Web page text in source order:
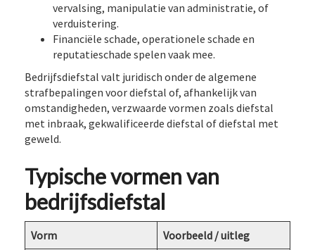
vervalsing, manipulatie van administratie, of
verduistering.
Financiële schade, operationele schade en
reputatieschade spelen vaak mee.
Bedrijfsdiefstal valt juridisch onder de algemene
strafbepalingen voor diefstal of, afhankelijk van
omstandigheden, verzwaarde vormen zoals diefstal
met inbraak, gekwalificeerde diefstal of diefstal met
geweld.
Typische vormen van
bedrijfsdiefstal
Vorm Voorbeeld / uitleg